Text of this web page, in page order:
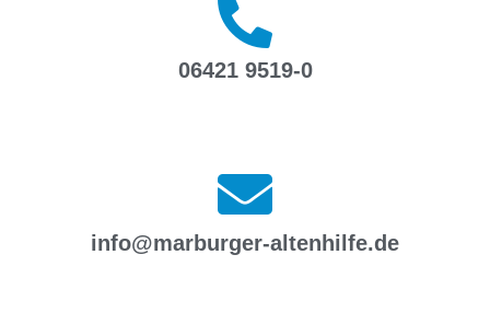
06421 9519-0
info@marburger-altenhilfe.de